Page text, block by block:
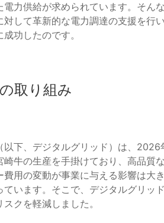
力供給が求められています。そん
して革新的な電力調達の支援を行
功したのです。
取り組み
以下、デジタルグリッド）は、
牛の生産を手掛けており、高品質
用の変動が事業に与える影響は大
います。そこで、デジタルグリッ
クを軽減しました。